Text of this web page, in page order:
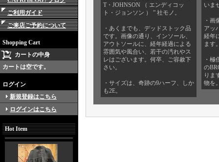
ご利用ガイド
ご来店ご予約について
Shopping Cart
カートの中身
カートは空です。
ログイン
新規登録はこちら
ログインはこちら
Hot Item
T・JOHNSON （ エンディコッ
ト・ジョンソン ） ” 社モノ。
・あくまでも、デッドストック品
です。画像の通り、インソール、
アウトソールに、経年経過による
雰囲気や風合い、若干の汚れやス
レはございます。何卒、ご容赦下
さい。
・サイズは、奇跡の9ハーフ、しか
も2E。
いま
・画
アッ
経年
ます
・極
の
りま
物を